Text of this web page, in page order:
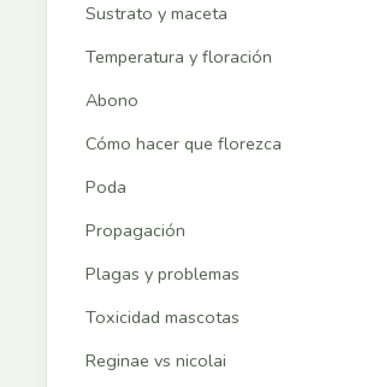
Sustrato y maceta
Temperatura y floración
Abono
Cómo hacer que florezca
Poda
Propagación
Plagas y problemas
Toxicidad mascotas
Reginae vs nicolai